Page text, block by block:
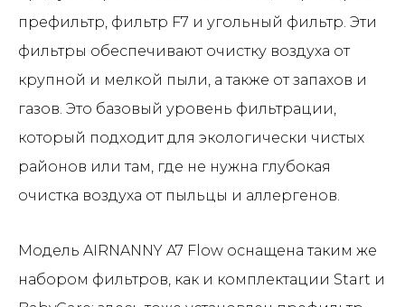
префильтр, фильтр F7 и угольный фильтр. Эти
фильтры обеспечивают очистку воздуха от
крупной и мелкой пыли, а также от запахов и
газов. Это базовый уровень фильтрации,
который подходит для экологически чистых
районов или там, где не нужна глубокая
очистка воздуха от пыльцы и аллергенов.
Модель AIRNANNY A7 Flow оснащена таким же
набором фильтров, как и комплектации Start и